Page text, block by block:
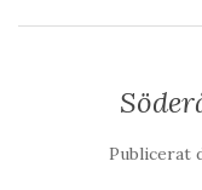
Publicerat